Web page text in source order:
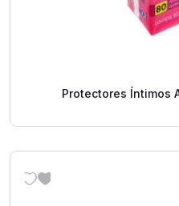
Protectores Íntimos